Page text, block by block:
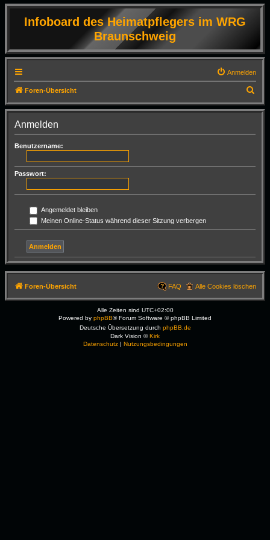
Infoboard des Heimatpflegers im WRG
Braunschweig
Anmelden
Foren-Übersicht
u
Anmelden
Benutzername:
Passwort:
Angemeldet bleiben
Meinen Online-Status während dieser Sitzung verbergen
Foren-Übersicht Alle Cookies löschen
FAQ
Alle Zeiten sind UTC+02:00
Powered by phpBB® Forum Software © phpBB Limited
Deutsche Übersetzung durch phpBB.de
Dark Vision ©Kirk
Datenschutz| Nutzungsbedingungen